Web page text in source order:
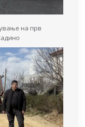
на прв